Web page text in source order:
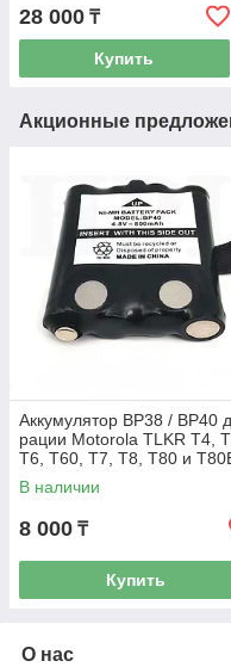
28 000 ₸
Купить
Акционные
Аккумулятор BP38 / BP40
рации Motorola TLKR Т4,
Т6, Т60, Т7, Т8, Т80 и
В наличии
8 000 ₸
Купить
О нас